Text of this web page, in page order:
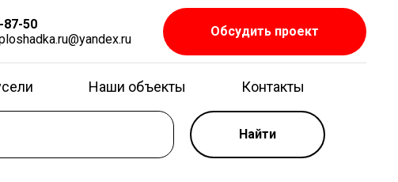
87-50
Обсудить проект
Наши объекты Контакты
Найти